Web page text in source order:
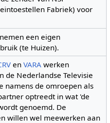
Fabriek) voor
een eigen
(te Huizen).
enVARA werken
de Nederlandse Televisie
namens de omroepen als
optreedt in wat 'de
genoemd. De
willen wel meewerken aan